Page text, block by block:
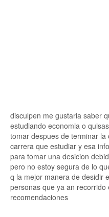
disculpen me gustaria saber
estudiando economia o
tomar despues de terminar
carrera que estudiar y esa
para tomar una desicion
pero no estoy segura de lo
q la mejor manera de desidir
personas que ya an
recomendaciones